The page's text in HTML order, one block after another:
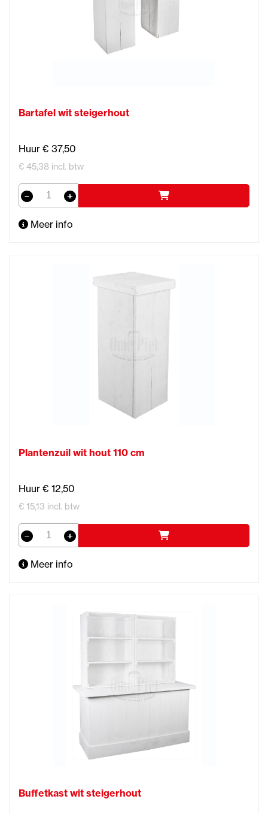
Bartafel wit steigerhout
Huur € 37,50
€ 45,38 incl. btw
Meer info
Plantenzuil wit hout 110 cm
Huur € 12,50
€ 15,13 incl. btw
Meer info
Buffetkast wit steigerhout